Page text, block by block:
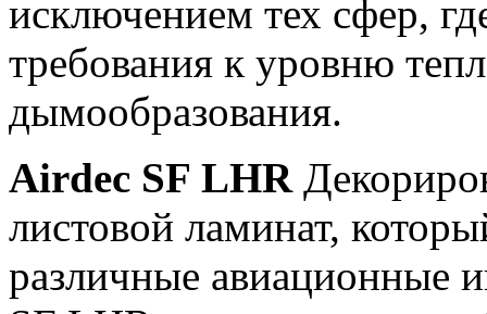
исключением тех сфер,
требования к уровню
дымообразования.
Airdec SF LHR
листовой ламинат,
различные авиационные